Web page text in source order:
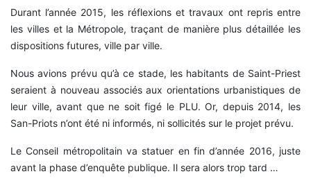
Durant l’année 2015, les réflexions et travaux ont repris entre
les villes et la Métropole, traçant de manière plus détaillée les
dispositions futures, ville par ville.
Nous avions prévu qu’à ce stade, les habitants de Saint-Priest
seraient à nouveau associés aux orientations urbanistiques de
leur ville, avant que ne soit figé le PLU. Or, depuis 2014, les
San-Priots n’ont été ni informés, ni sollicités sur le projet prévu.
Le Conseil métropolitain va statuer en fin d’année 2016, juste
avant la phase d’enquête publique. Il sera alors trop tard …